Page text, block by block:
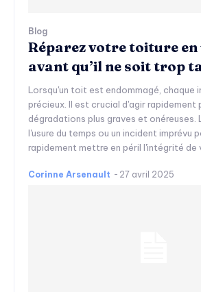
Blog
Réparez votre toiture en
avant qu’il ne soit trop
Lorsqu'un toit est endommagé, chaque
précieux. Il est crucial d'agir rapidement
dégradations plus graves et onéreuses.
l'usure du temps ou un incident imprévu
rapidement mettre en péril l'intégrité de
Corinne Arsenault - 27 avril 2025